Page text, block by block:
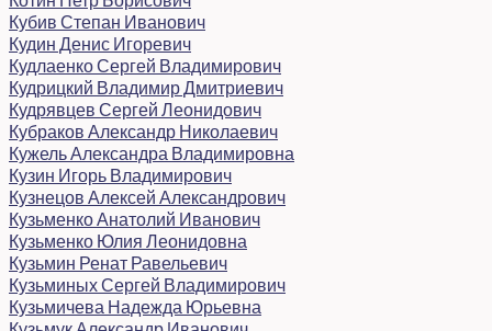
Кубив Степан Иванович
Кудин Денис Игоревич
Кудлаенко Сергей Владимирович
Кудрицкий Владимир Дмитриевич
Кудрявцев Сергей Леонидович
Кубраков Александр Николаевич
Кужель Александра Владимировна
Кузин Игорь Владимирович
Кузнецов Алексей Александрович
Кузьменко Анатолий Иванович
Кузьменко Юлия Леонидовна
Кузьмин Ренат Равельевич
Кузьминых Сергей Владимирович
Кузьмичева Надежда Юрьевна